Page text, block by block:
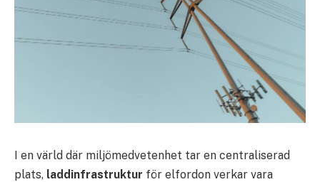
I en värld där miljömedvetenhet tar en centraliserad
plats, laddinfrastruktur för elfordon verkar vara